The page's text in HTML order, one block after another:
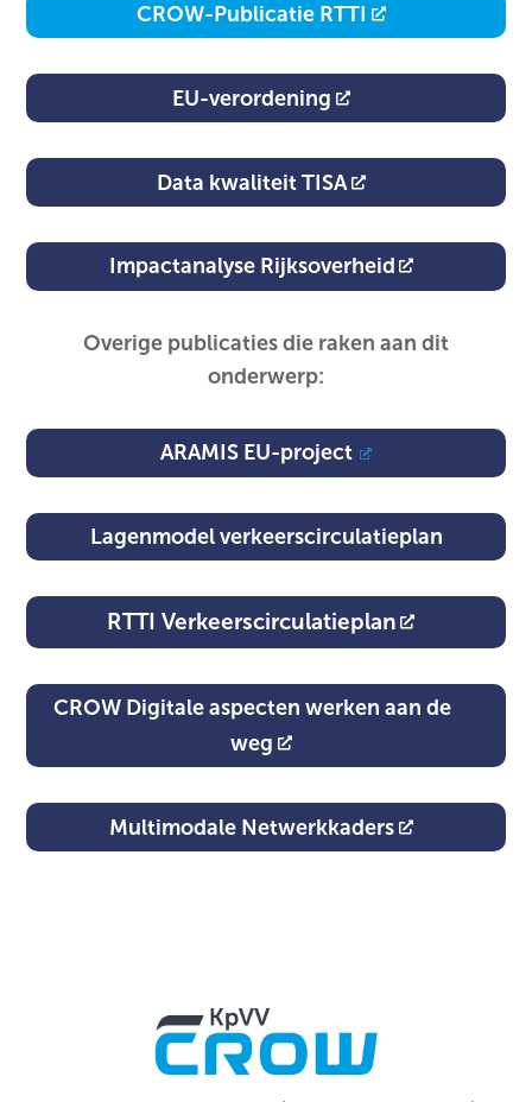
CROW-Publicatie RTTI
EU-verordening
Data kwaliteit TISA
Impactanalyse Rijksoverheid
Overige publicaties die raken aan dit
onderwerp:
ARAMIS EU-project
Lagenmodel verkeerscirculatieplan
RTTI Verkeerscirculatieplan
CROW Digitale aspecten werken aan de
weg
Multimodale Netwerkkaders